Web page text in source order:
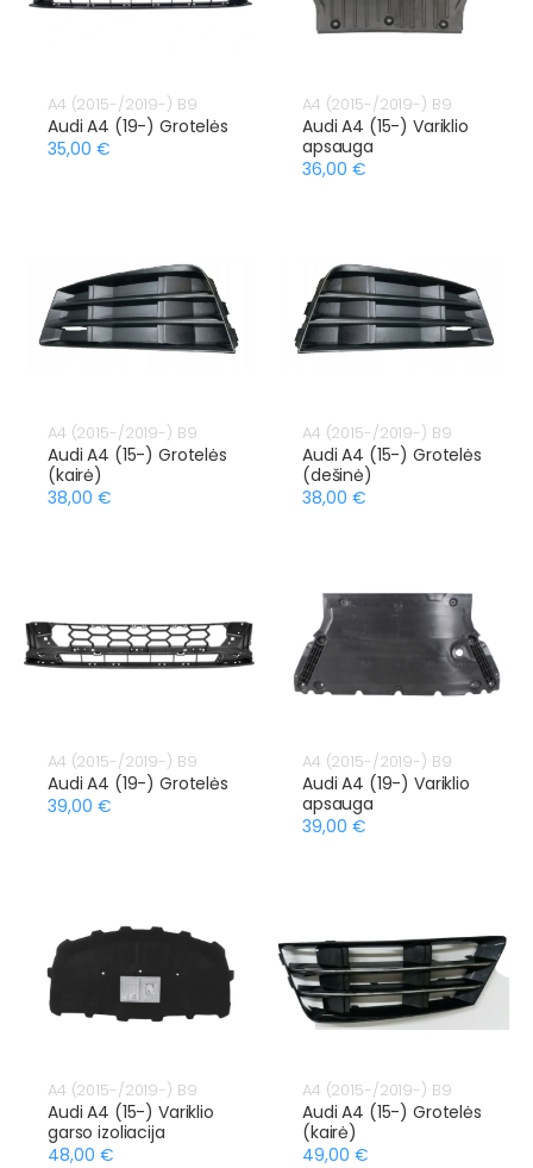
A4 (2015-/2019-) B9
Audi A4 (19-) Grotelės
35,00 €
A4 (2015-/2019-) B9
Audi A4 (15-) Variklio
apsauga
36,00 €
A4 (2015-/2019-) B9
Audi A4 (15-) Grotelės
(kairė)
38,00 €
A4 (2015-/2019-) B9
Audi A4 (15-) Grotelės
(dešinė)
38,00 €
A4 (2015-/2019-) B9
Audi A4 (19-) Grotelės
39,00 €
A4 (2015-/2019-) B9
Audi A4 (19-) Variklio
apsauga
39,00 €
A4 (2015-/2019-) B9
Audi A4 (15-) Variklio
garso izoliacija
48,00 €
A4 (2015-/2019-) B9
Audi A4 (15-) Grotelės
(kairė)
49,00 €